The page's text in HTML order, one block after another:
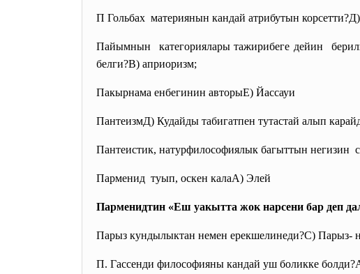
П Гольбах материянын кандай атрибутын
Пайымнын категориялары тажирибеге дейин
белги?В) априоризм;
Пакырнама енбегинин авторыЕ) Йассауи
ПантеизмД) Кудайды табигатпен тутастай алып
Пантеистик, натурфилософиялык багыттын негизин
Парменид туып, оскен калаА) Элей
Парменидтин «Еш уакытта жок нарсени бар деп
Парыз кундылыктан немен ерекшелинеди?С) Парыз-
П. Гассенди философияны кандай уш боликке